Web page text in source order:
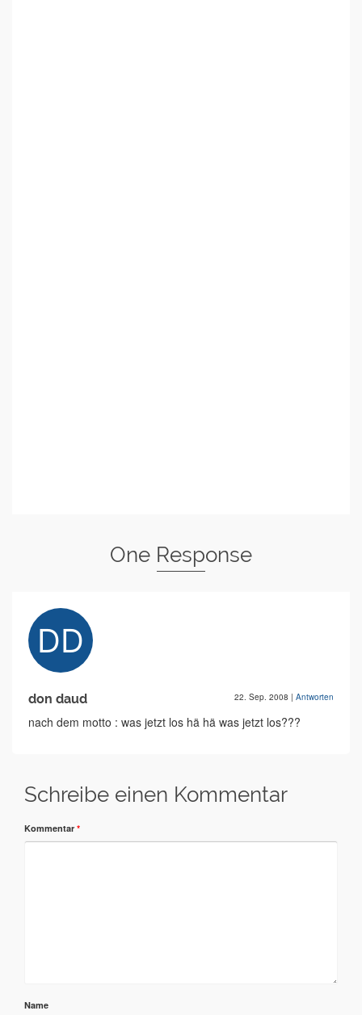
One Response
don daud 22. Sep. 2008 | Antworten
nach dem motto : was jetzt los hä hä was jetzt los???
Schreibe einen Kommentar
Kommentar *
Name